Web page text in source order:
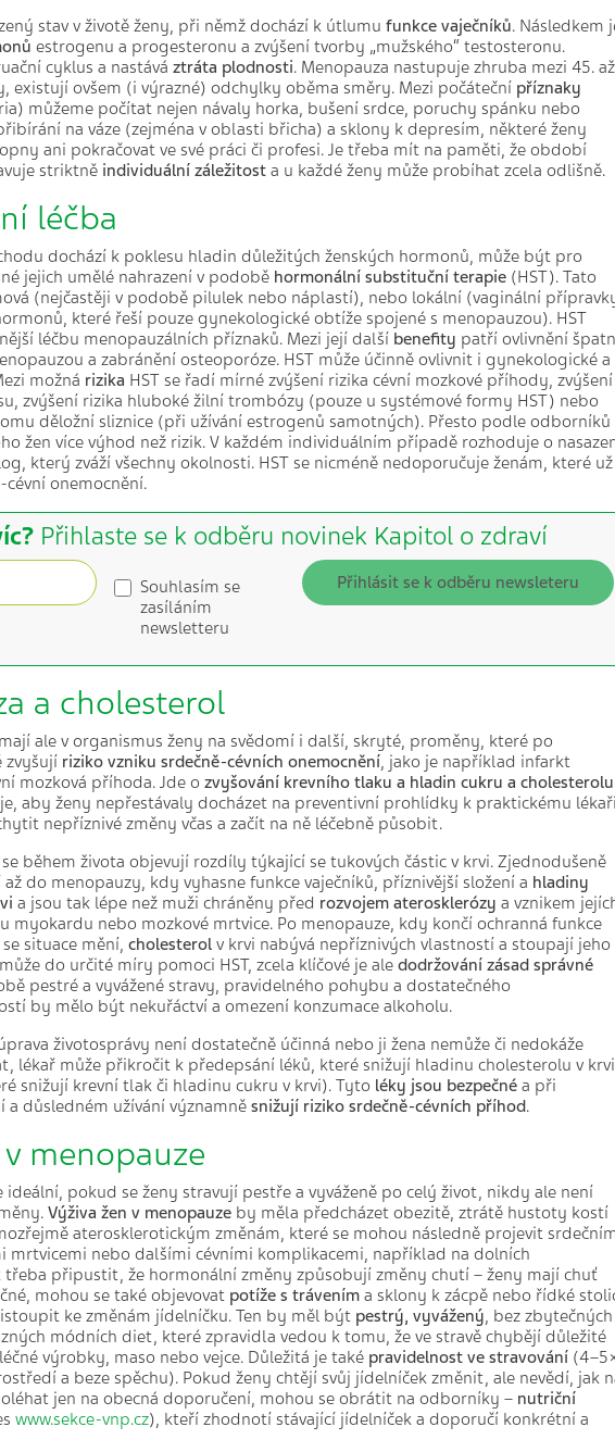
stav v životě ženy, při němž dochází k útlumu funkce vaječníků. Následkem
estrogenu a progesteronu a zvýšení tvorby „mužského“ testosteronu.
cyklus a nastává ztráta plodnosti. Menopauza nastupuje zhruba mezi 45. až
existují ovšem (i výrazné) odchylky oběma směry. Mezi počáteční příznaky
můžeme počítat nejen návaly horka, bušení srdce, poruchy spánku nebo
na váze (zejména v oblasti břicha) a sklony k depresím, některé ženy
ani pokračovat ve své práci či profesi. Je třeba mít na paměti, že období
striktně individuální záležitost a u každé ženy může probíhat zcela odlišně.
léčba
dochází k poklesu hladin důležitých ženských hormonů, může být pro
jejich umělé nahrazení v podobě hormonální substituční terapie (HST). Tato
(nejčastěji v podobě pilulek nebo náplastí), nebo lokální (vaginální
které řeší pouze gynekologické obtíže spojené s menopauzou). HST
léčbu menopauzálních příznaků. Mezi její další benefity patří ovlivnění
a zabránění osteoporóze. HST může účinně ovlivnit i gynekologické a
možná rizika HST se řadí mírné zvýšení rizika cévní mozkové příhody, zvýšení
zvýšení rizika hluboké žilní trombózy (pouze u systémové formy HST) nebo
děložní sliznice (při užívání estrogenů samotných). Přesto podle odborníků
žen více výhod než rizik. V každém individuálním případě rozhoduje o
který zváží všechny okolnosti. HST se nicméně nedoporučuje ženám, které už
onemocnění.
Přihlaste se k odběru novinek Kapitol o zdraví
Souhlasím se
zasíláním
newsletteru
Přihlásit se k odběru newsleteru
a cholesterol
mají ale v organismus ženy na svědomí i další, skryté, proměny, které po
zvyšují riziko vzniku srdečně-cévních onemocnění, jako je například infarkt
mozková příhoda. Jde o zvyšování krevního tlaku a hladin cukru a
aby ženy nepřestávaly docházet na preventivní prohlídky k praktickému
nepříznivé změny včas a začít na ně léčebně působit.
během života objevují rozdíly týkající se tukových částic v krvi. Zjednodušeně
do menopauzy, kdy vyhasne funkce vaječníků, příznivější složení a hladiny
a jsou tak lépe než muži chráněny před rozvojem aterosklerózy a vznikem
myokardu nebo mozkové mrtvice. Po menopauze, kdy končí ochranná funkce
situace mění, cholesterol v krvi nabývá nepříznivých vlastností a stoupají jeho
do určité míry pomoci HST, zcela klíčové je ale dodržování zásad správné
pestré a vyvážené stravy, pravidelného pohybu a dostatečného
by mělo být nekuřáctví a omezení konzumace alkoholu.
životosprávy není dostatečně účinná nebo ji žena nemůže či nedokáže
lékař může přikročit k předepsání léků, které snižují hladinu cholesterolu v krvi
snižují krevní tlak či hladinu cukru v krvi). Tyto léky jsou bezpečné a při
a důsledném užívání významně snižují riziko srdečně-cévních příhod.
menopauze
ideální, pokud se ženy stravují pestře a vyváženě po celý život, nikdy ale není
Výživa žen v menopauze by měla předcházet obezitě, ztrátě hustoty kostí
aterosklerotickým změnám, které se mohou následně projevit
mrtvicemi nebo dalšími cévními komplikacemi, například na dolních
třeba připustit, že hormonální změny způsobují změny chutí – ženy mají chuť
mohou se také objevovat potíže s trávením a sklony k zácpě nebo řídké
ke změnám jídelníčku. Ten by měl být pestrý, vyvážený, bez zbytečných
módních diet, které zpravidla vedou k tomu, že ve stravě chybějí důležité
výrobky, maso nebo vejce. Důležitá je také pravidelnost ve stravování
a beze spěchu). Pokud ženy chtějí svůj jídelníček změnit, ale nevědí, jak
jen na obecná doporučení, mohou se obrátit na odborníky – nutriční
www.sekce-vnp.cz), kteří zhodnotí stávající jídelníček a doporučí konkrétní a